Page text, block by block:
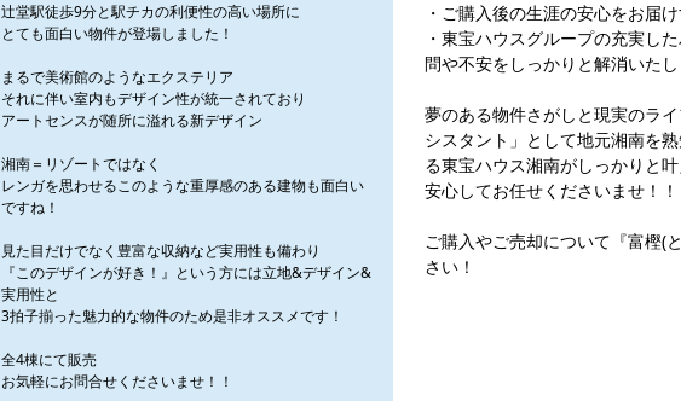
辻堂駅徒歩9分と駅チカの利便性の高い場所に
とても面白い物件が登場しました！
まるで美術館のようなエクステリア
それに伴い室内もデザイン性が統一されており
アートセンスが随所に溢れる新デザイン
湘南＝リゾートではなく
レンガを思わせるこのような重厚感のある建物も面白い
ですね！
見た目だけでなく豊富な収納など実用性も備わり
『このデザインが好き！』という方には立地&デザイン&
実用性と
3拍子揃った魅力的な物件のため是非オススメです！
全4棟にて販売
お気軽にお問合せくださいませ！！
・ご購入後の生涯の安心をお届
・東宝ハウスグループの充実し
問や不安をしっかりと解消いた
夢のある物件さがしと現実のラ
シスタント」として地元湘南を
る東宝ハウス湘南がしっかりと
安心してお任せくださいませ！！
ご購入やご売却について『富樫(
さい！